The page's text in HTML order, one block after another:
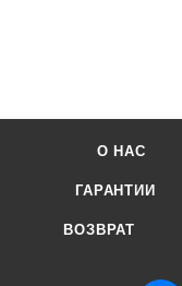
О НАС
ГАРАНТИИ
ВОЗВРАТ